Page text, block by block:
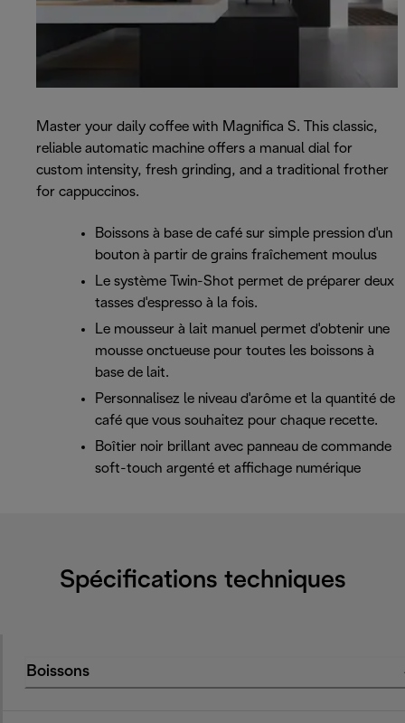
Master your daily coffee with Magnifica S. This classic,
reliable automatic machine offers a manual dial for
custom intensity, fresh grinding, and a traditional frother
for cappuccinos.
Boissons à base de café sur simple pression d'un
bouton à partir de grains fraîchement moulus
Le système Twin-Shot permet de préparer deux
tasses d'espresso à la fois.
Le mousseur à lait manuel permet d'obtenir une
mousse onctueuse pour toutes les boissons à
base de lait.
Personnalisez le niveau d'arôme et la quantité de
café que vous souhaitez pour chaque recette.
Boîtier noir brillant avec panneau de commande
soft-touch argenté et affichage numérique
Spécifications techniques
Boissons